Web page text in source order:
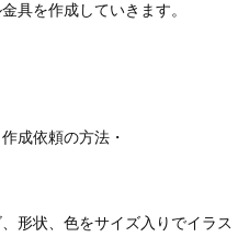
具を作成していきます。
成依頼の方法・
形状、色をサイズ入りでイラス